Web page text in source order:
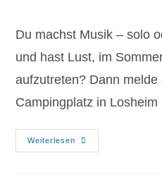
Du machst Musik – solo
und hast Lust, im
aufzutreten? Dann
Campingplatz in
Weiterlesen